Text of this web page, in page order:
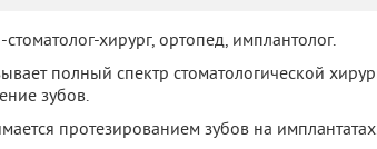
стоматолог-хирург, ортопед, имплантолог.
полный спектр стоматологической
зубов.
протезированием зубов на